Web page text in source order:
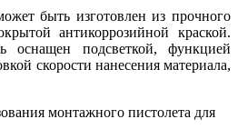
быть изготовлен из прочного
антикоррозийной краской.
оснащен подсветкой, функцией
скорости нанесения материала,
монтажного пистолета для